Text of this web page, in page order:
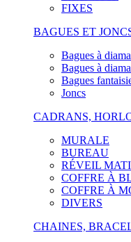
FIXES
BAGUES ET
Bagues à
Bagues à
Bagues
Joncs
CADRANS,
MURALE
BUREAU
RÉVEIL
COFFRE À
COFFRE À
DIVERS
CHAINES,